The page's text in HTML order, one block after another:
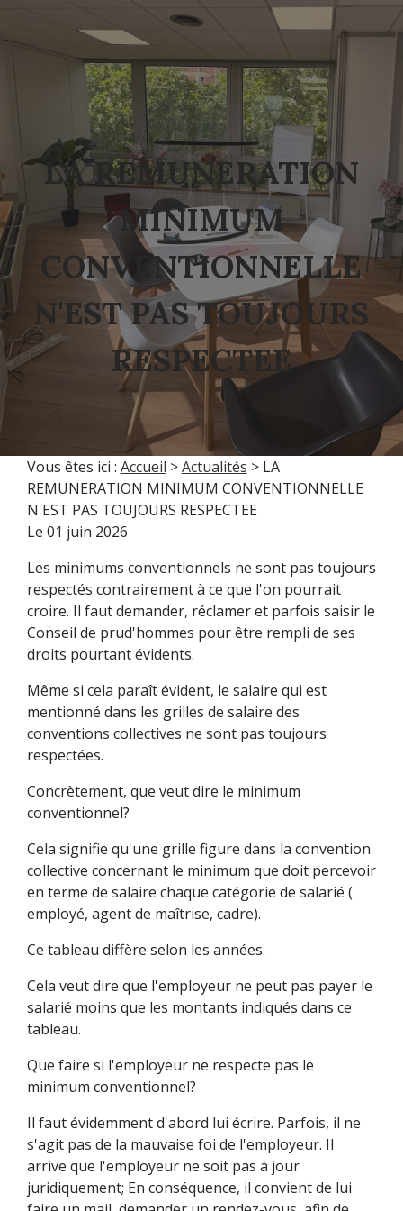
LA REMUNERATION
MINIMUM
CONVENTIONNELLE
N'EST PAS TOUJOURS
RESPECTEE
Vous êtes ici : Accueil >Actualités > LA
REMUNERATION MINIMUM CONVENTIONNELLE
N'EST PAS TOUJOURS RESPECTEE
Le 01 juin 2026
Les minimums conventionnels ne sont pas toujours
respectés contrairement à ce que l'on pourrait
croire. Il faut demander, réclamer et parfois saisir le
Conseil de prud'hommes pour être rempli de ses
droits pourtant évidents.
Même si cela paraît évident, le salaire qui est
mentionné dans les grilles de salaire des
conventions collectives ne sont pas toujours
respectées.
Concrètement, que veut dire le minimum
conventionnel?
Cela signifie qu'une grille figure dans la convention
collective concernant le minimum que doit percevoir
en terme de salaire chaque catégorie de salarié (
employé, agent de maîtrise, cadre).
Ce tableau diffère selon les années.
Cela veut dire que l'employeur ne peut pas payer le
salarié moins que les montants indiqués dans ce
tableau.
Que faire si l'employeur ne respecte pas le
minimum conventionnel?
Il faut évidemment d'abord lui écrire. Parfois, il ne
s'agit pas de la mauvaise foi de l'employeur. Il
arrive que l'employeur ne soit pas à jour
juridiquement; En conséquence, il convient de lui